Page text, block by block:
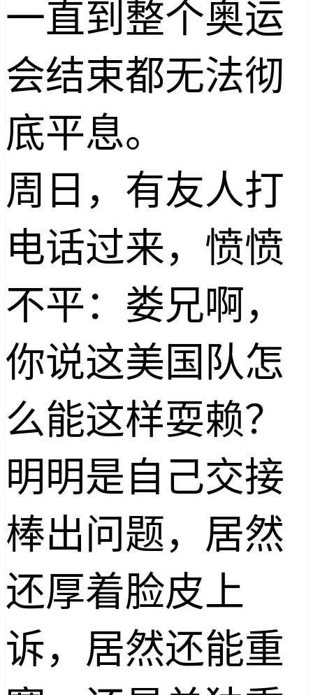
一直到整个奥运
会结束都无法彻
底平息。
周日，有友人打
电话过来，愤愤
不平：娄兄啊，
你说这美国队怎
么能这样耍赖？
明明是自己交接
棒出问题，居然
还厚着脸皮上
诉，居然还能重